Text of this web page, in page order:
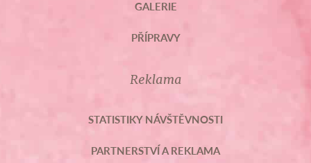
GALERIE
PŘÍPRAVY
Reklama
STATISTIKY NÁVŠTĚVNOSTI
PARTNERSTVÍ A REKLAMA